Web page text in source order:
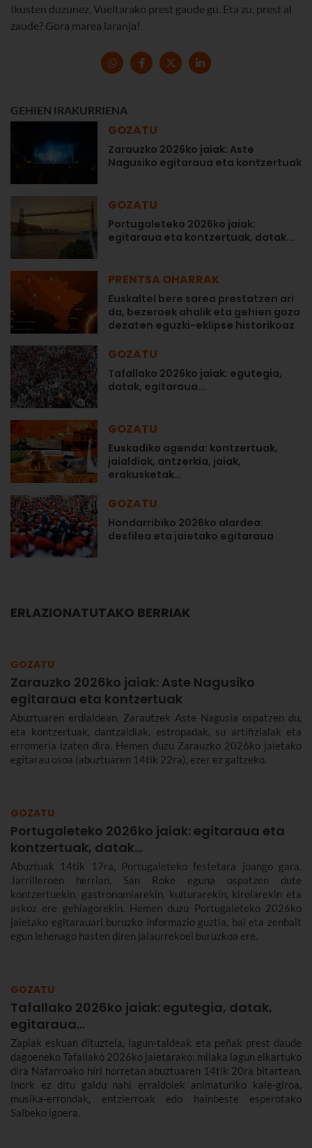
Ikusten duzunez, Vueltarako prest gaude gu. Eta zu, prest al
zaude? Gora marea laranja!
GEHIEN IRAKURRIENA
GOZATU
Zarauzko 2026ko jaiak: Aste
Nagusiko egitaraua eta kontzertuak
GOZATU
Portugaleteko 2026ko jaiak:
egitaraua eta kontzertuak, datak...
PRENTSA OHARRAK
Euskaltel bere sarea prestatzen ari
da, bezeroek ahalik eta gehien goza
dezaten eguzki-eklipse historikoaz
GOZATU
Tafallako 2026ko jaiak: egutegia,
datak, egitaraua...
GOZATU
Euskadiko agenda: kontzertuak,
jaialdiak, antzerkia, jaiak,
erakusketak…
GOZATU
Hondarribiko 2026ko alardea:
desfilea eta jaietako egitaraua
ERLAZIONATUTAKO BERRIAK
GOZATU
Zarauzko 2026ko jaiak: Aste Nagusiko
egitaraua eta kontzertuak
Abuztuaren erdialdean, Zarautzek Aste Nagusia ospatzen du,
eta kontzertuak, dantzaldiak, estropadak, su artifizialak eta
erromeria izaten dira. Hemen duzu Zarauzko 2026ko jaietako
egitarau osoa (abuztuaren 14tik 22ra), ezer ez galtzeko.
GOZATU
Portugaleteko 2026ko jaiak: egitaraua eta
kontzertuak, datak...
Abuztuak 14tik 17ra, Portugaleteko festetara joango gara.
Jarrilleroen herrian, San Roke eguna ospatzen dute
kontzertuekin, gastronomiarekin, kulturarekin, kirolarekin eta
askoz ere gehiagorekin. Hemen duzu Portugaleteko 2026ko
jaietako egitarauari buruzko informazio guztia, bai eta zenbait
egun lehenago hasten diren jaiaurrekoei buruzkoa ere.
GOZATU
Tafallako 2026ko jaiak: egutegia, datak,
egitaraua...
Zapiak eskuan dituztela, lagun-taldeak eta peñak prest daude
dagoeneko Tafallako 2026ko jaietarako: milaka lagun elkartuko
dira Nafarroako hiri horretan abuztuaren 14tik 20ra bitartean.
Inork ez ditu galdu nahi erraldoiek animaturiko kale-giroa,
musika-errondak, entzierroak edo hainbeste esperotako
Salbeko igoera.